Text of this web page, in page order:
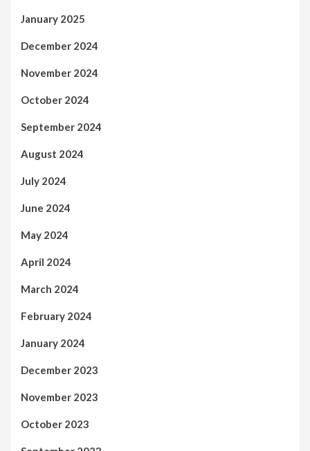
January 2025
December 2024
November 2024
October 2024
September 2024
August 2024
July 2024
June 2024
May 2024
April 2024
March 2024
February 2024
January 2024
December 2023
November 2023
October 2023